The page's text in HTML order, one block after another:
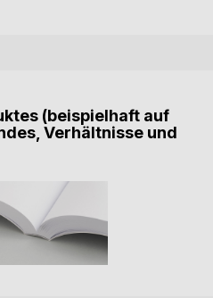
(beispielhaft auf
Verhältnisse und